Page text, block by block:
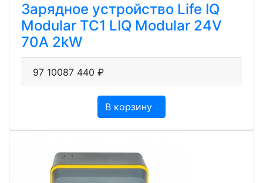
Зарядное устройство Life IQ
Modular TC1 LIQ Modular 24V
70A 2kW
97 10087 440 ₽
В корзину